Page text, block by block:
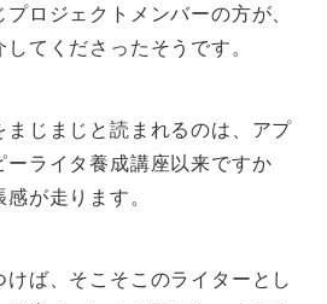
ロジェクトメンバーの方が、
てくださったそうです。
まじまじと読まれるのは、アプ
ーライタ養成講座以来ですか
が走ります。
ば、そこそこのライターとし